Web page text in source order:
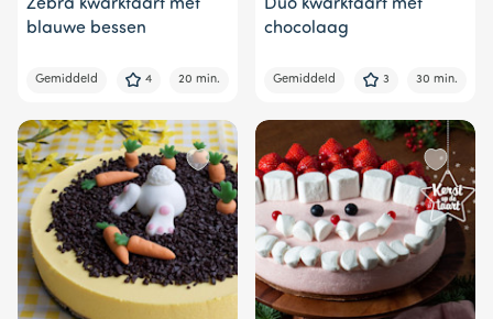
Zebra kwarktaart met
blauwe bessen
Gemiddeld 4 20 min.
Duo kwarktaart met
chocolaag
Gemiddeld 3 30 min.